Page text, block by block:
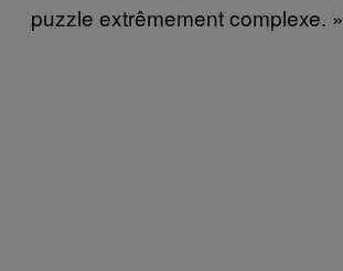
puzzle extrêmement complexe. »